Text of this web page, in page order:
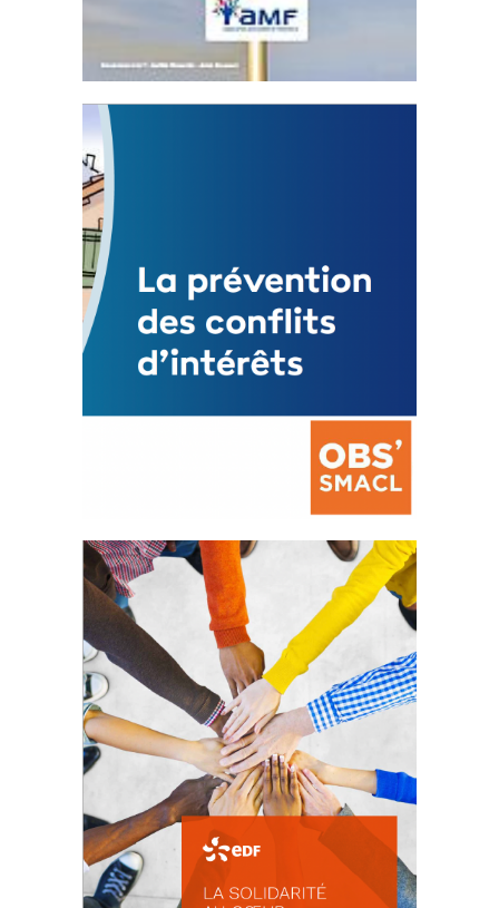
Statut de l’élu local
3 avril 2024
Mise à jour avril 2024
FEUILLETER
La prévention des conflits
d’intérêts
18 septembre 2023
FEUILLETER